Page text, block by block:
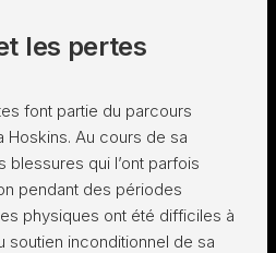
les pertes
font partie du parcours
Au cours de sa
blessures qui l’ont parfois
pendant des périodes
physiques ont été difficiles à
soutien inconditionnel de sa